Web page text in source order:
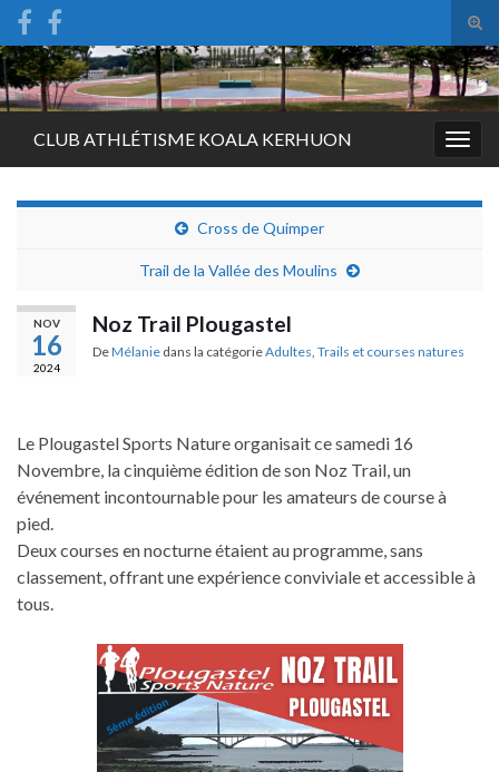
Search for:
CLUB ATHLÉTISME KOALA KERHUON
Cross de Quimper
Trail de la Vallée des Moulins
NOV
16
2024
Noz Trail Plougastel
DeMélanie dans la catégorieAdultes Trails et courses natures
Le Plougastel Sports Nature organisait ce samedi 16
Novembre, la cinquième édition de son Noz Trail, un
événement incontournable pour les amateurs de course à
pied.
Deux courses en nocturne étaient au programme, sans
classement, offrant une expérience conviviale et accessible à
tous.